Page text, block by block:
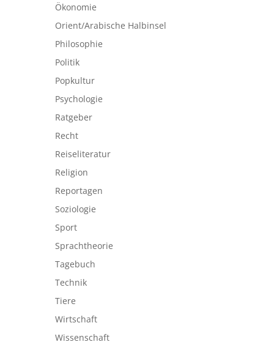
Ökonomie
Orient/Arabische Halbinsel
Philosophie
Politik
Popkultur
Psychologie
Ratgeber
Recht
Reiseliteratur
Religion
Reportagen
Soziologie
Sport
Sprachtheorie
Tagebuch
Technik
Tiere
Wirtschaft
Wissenschaft